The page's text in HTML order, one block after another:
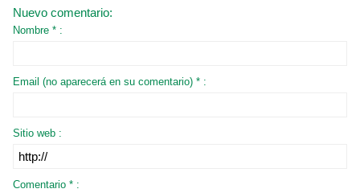
Nuevo comentario:
Nombre * :
Email (no aparecerá en su comentario) * :
Sitio web :
Comentario * :